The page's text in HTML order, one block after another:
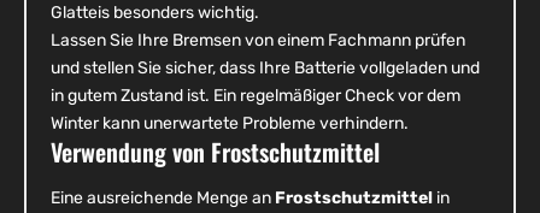
Glatteis besonders wichtig.
Lassen Sie Ihre Bremsen von einem Fachmann prüfen
und stellen Sie sicher, dass Ihre Batterie vollgeladen und
in gutem Zustand ist. Ein regelmäßiger Check vor dem
Winter kann unerwartete Probleme verhindern.
Verwendung von Frostschutzmittel
Eine ausreichende Menge an Frostschutzmittel in